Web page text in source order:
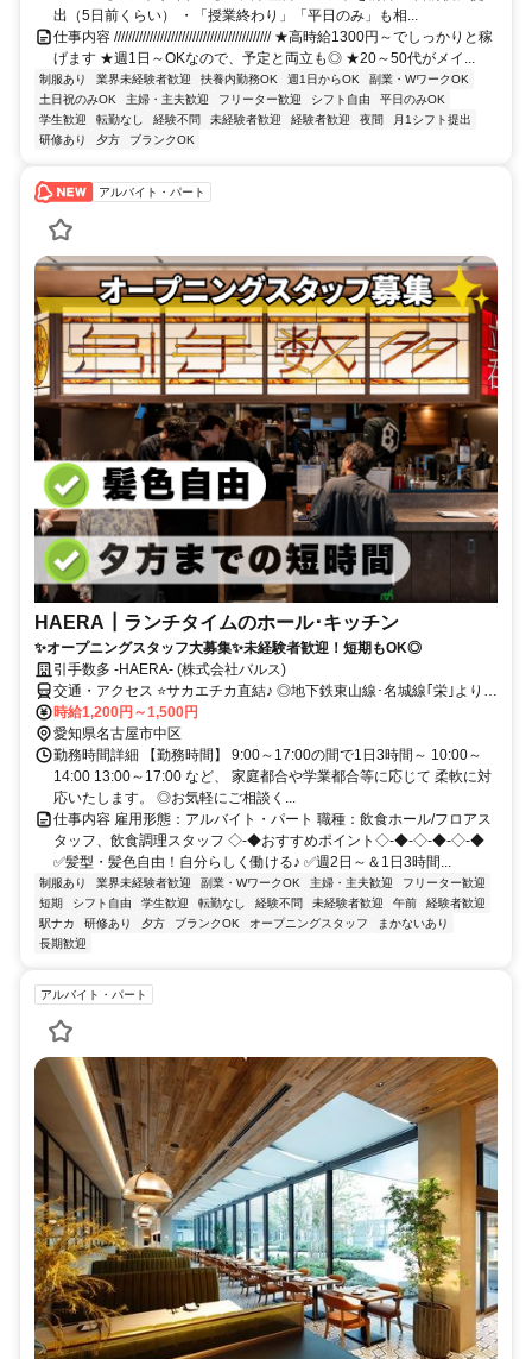
出（5日前くらい） ・「授業終わり」「平日のみ」も相...
仕事内容 //////////////////////////////////////////// ★高時給1300円～でしっかりと稼
げます ★週1日～OKなので、予定と両立も◎ ★20～50代がメイ...
制服あり 業界未経験者歓迎 扶養内勤務OK 週1日からOK
副業・WワークOK
土日祝のみOK
主婦・主夫歓迎 フリーター歓迎 シフト自由
平日のみOK
学生歓迎
転勤なし 経験不問 未経験者歓迎 経験者歓迎 夜間
月1シフト提出
研修あり
夕方 ブランクOK
アルバイト・パート
HAERA┃ランチタイムのホール･キッチン
✨オープニングスタッフ大募集✨未経験者歓迎！短期もOK◎
引手数多 -HAERA- (株式会社バルス)
交通・アクセス ⭐サカエチカ直結♪ ◎地下鉄東山線･名城線｢栄｣より徒
歩3分
時給1,200円～1,500円
愛知県名古屋市中区
勤務時間詳細 【勤務時間】 9:00～17:00の間で1日3時間～ 10:00～
14:00 13:00～17:00 など、 家庭都合や学業都合等に応じて 柔軟に対
応いたします。 ◎お気軽にご相談く...
仕事内容 雇用形態：アルバイト・パート 職種：飲食ホール/フロアス
タッフ、飲食調理スタッフ ◇-◆おすすめポイント◇-◆-◇-◆-◇-◆
✅髪型・髪色自由！自分らしく働ける♪ ✅週2日～＆1日3時間...
制服あり 業界未経験者歓迎 副業・WワークOK 主婦・主夫歓迎
フリーター歓迎
短期
シフト自由 学生歓迎 転勤なし 経験不問 未経験者歓迎 午前
経験者歓迎
駅ナカ
研修あり 夕方 ブランクOK オープニングスタッフ
まかないあり
長期歓迎
アルバイト・パート